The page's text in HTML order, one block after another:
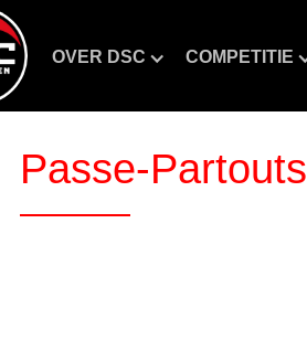
OVER DSC COMPETITIE
Passe-Partouts